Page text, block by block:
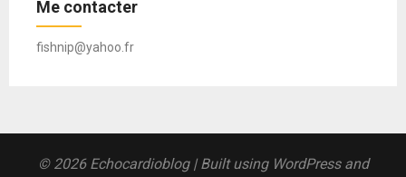
Me contacter
fishnip@yahoo.fr
© 2026 Echocardioblog | Built using WordPress and